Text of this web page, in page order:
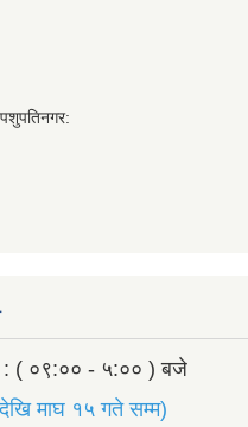
पशुपतिनगर:
: ( ०९:०० - ५:०० ) बजे
माघ १५ गते सम्म)